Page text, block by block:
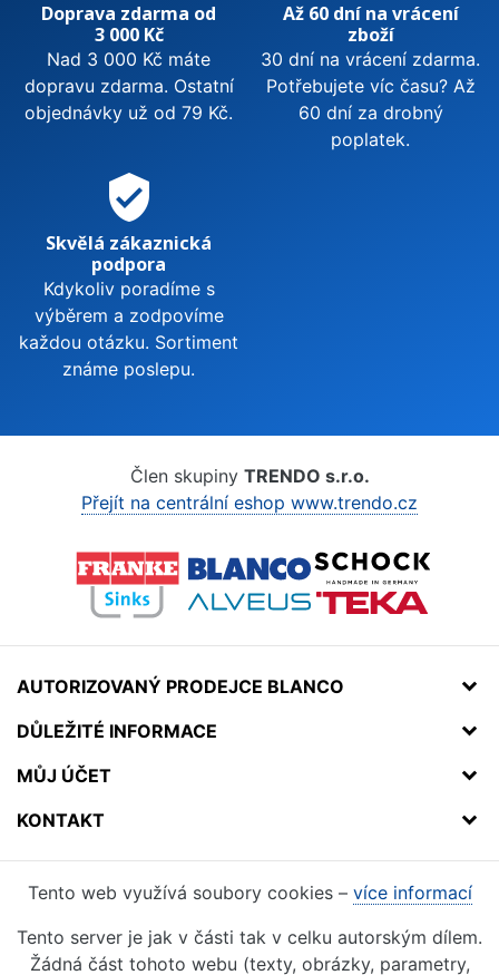
Doprava zdarma od
3 000 Kč
Nad 3 000 Kč máte
dopravu zdarma. Ostatní
objednávky už od 79 Kč.
Až 60 dní na vrácení
zboží
30 dní na vrácení zdarma.
Potřebujete víc času? Až
60 dní za drobný
poplatek.
verified_user
Skvělá zákaznická
podpora
Kdykoliv poradíme s
výběrem a zodpovíme
každou otázku. Sortiment
známe poslepu.
Člen skupiny TRENDO s.r.o.
Přejít na centrální eshop www.trendo.cz
AUTORIZOVANÝ PRODEJCE BLANCO
DŮLEŽITÉ INFORMACE
MŮJ ÚČET
KONTAKT
Tento web využívá soubory cookies – více informací
Tento server je jak v části tak v celku autorským dílem.
Žádná část tohoto webu (texty, obrázky, parametry,